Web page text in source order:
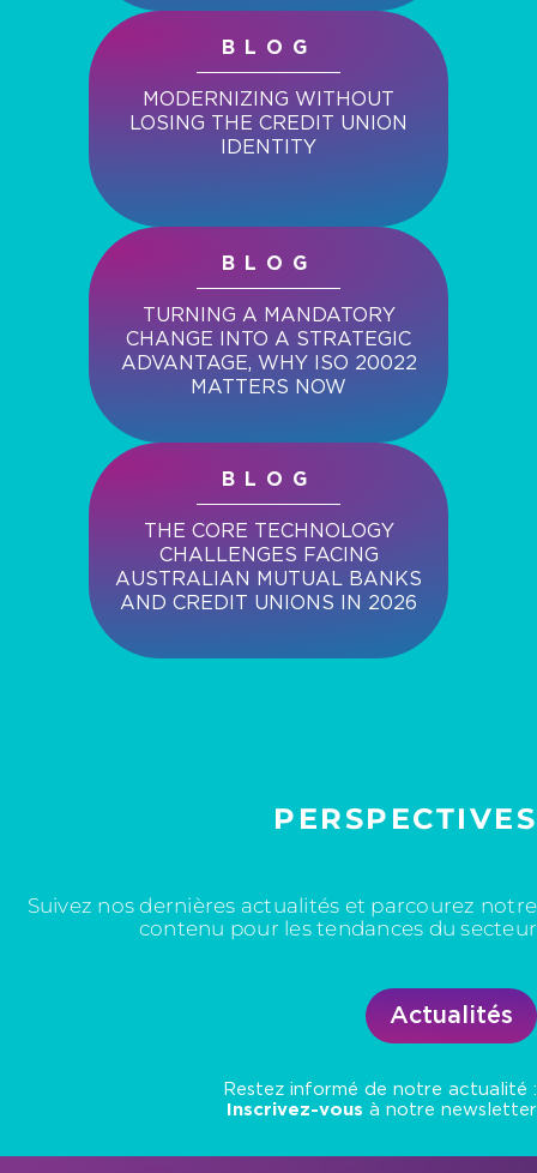
BLOG
MODERNIZING WITHOUT
LOSING THE CREDIT UNION
IDENTITY
BLOG
TURNING A MANDATORY
CHANGE INTO A STRATEGIC
ADVANTAGE, WHY ISO 20022
MATTERS NOW
BLOG
THE CORE TECHNOLOGY
CHALLENGES FACING
AUSTRALIAN MUTUAL BANKS
AND CREDIT UNIONS IN 2026
PERSPECTIVES
Suivez nos dernières actualités et parcourez notre
contenu pour les tendances du secteur
Actualités
Restez informé de notre actualité :
Inscrivez-vous à notre newsletter